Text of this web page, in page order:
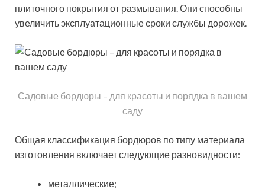
плиточного покрытия от размывания. Они способны
увеличить эксплуатационные сроки службы дорожек.
Садовые бордюры – для красоты и порядка в вашем
саду
Общая классификация бордюров по типу материала
изготовления включает следующие разновидности:
металлические;